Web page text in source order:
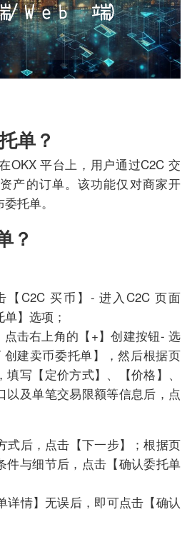
单？
OKX 平台上，用户通过C2C 交
产的订单。该功能仅对商家开
托单。
？
【C2C 买币】- 进入C2C 页面
】选项；
击右上角的【+】创建按钮- 选
建卖币委托单】，然后根据页
写【定价方式】、【价格】、
以及单笔交易限额等信息后，点
式后，点击【下一步】；根据页
件与细节后，点击【确认委托单
详情】无误后，即可点击【确认